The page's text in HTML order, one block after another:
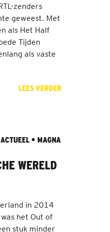
zenders
geweest. Met
als Het Half
Tijden
als vaste
LEES VERDER
ACTUEEL •MAGNA
WERELD
in 2014
het Out of
stuk minder